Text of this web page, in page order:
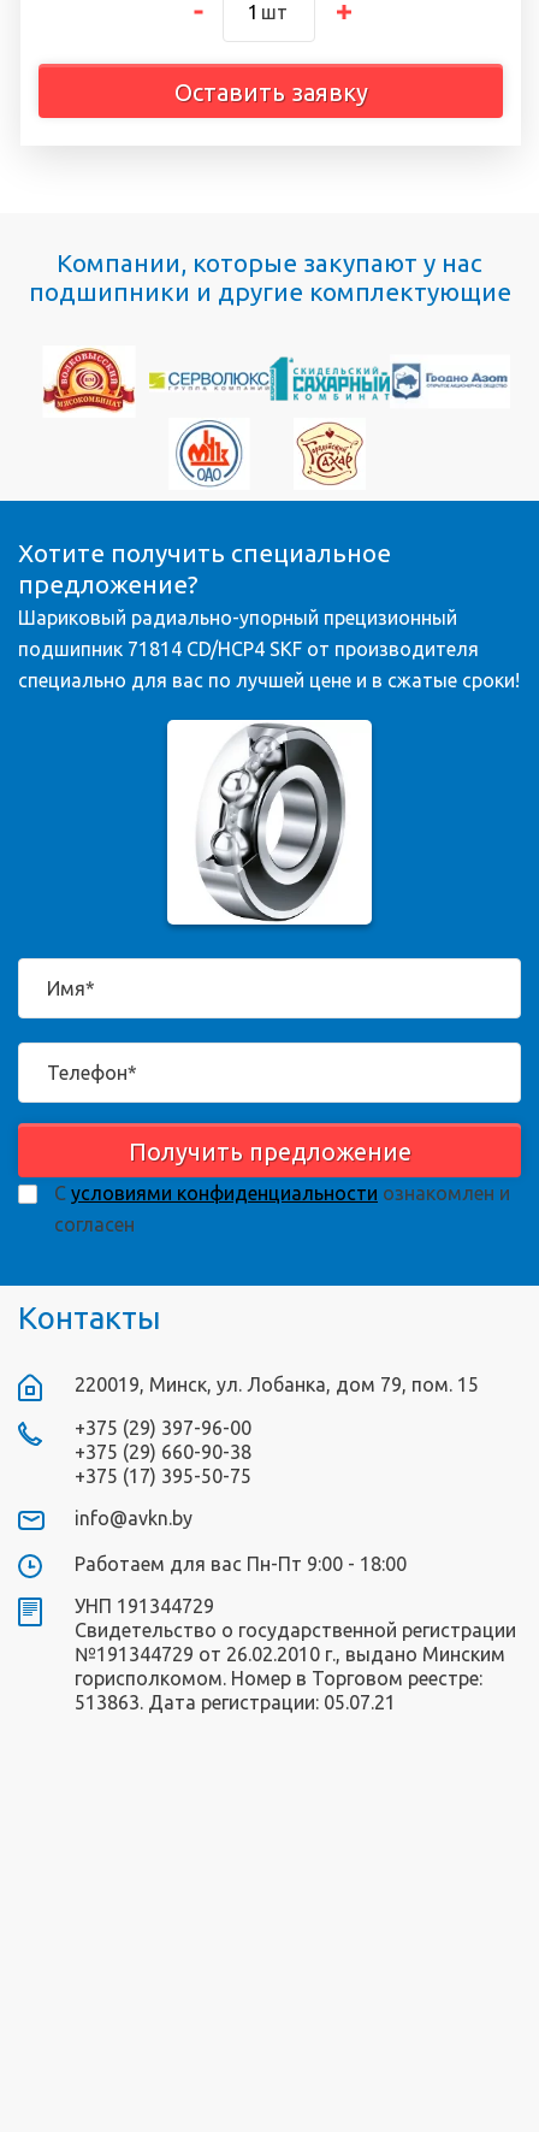
шт
Оставить заявку
Компании, которые закупают у нас
подшипники и другие комплектующие
Хотите получить специальное
предложение?
Шариковый радиально-упорный прецизионный
подшипник 71814 CD/HCP4 SKF от производителя
специально для вас по лучшей цене и в сжатые сроки!
Получить предложение
С условиями конфиденциальности ознакомлен и
согласен
Контакты
220019, Минск, ул. Лобанка, дом 79, пом. 15
+375 (29) 397-96-00
+375 (29) 660-90-38
+375 (17) 395-50-75
info@avkn.by
Работаем для вас Пн-Пт 9:00 - 18:00
УНП 191344729
Свидетельство о государственной регистрации
№191344729 от 26.02.2010 г., выдано Минским
горисполкомом. Номер в Торговом реестре:
513863. Дата регистрации: 05.07.21